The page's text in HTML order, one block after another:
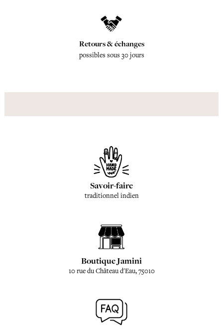
Retours & échanges
possibles sous 30 jours
Savoir-faire
traditionnel indien
Boutique Jamini
10 rue du Château d'Eau, 75010